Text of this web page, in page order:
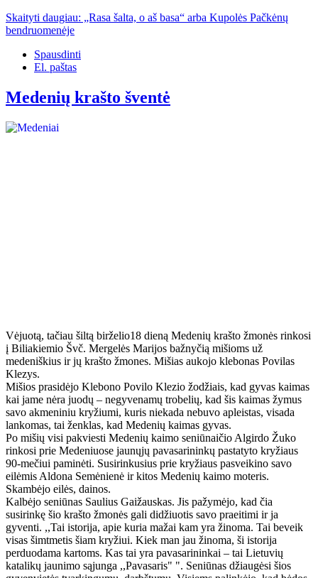
Skaityti daugiau: „Rasa šalta, o aš basa“ arba Kupolės Pačkėnų
bendruomenėje
Spausdinti
El. paštas
Medenių krašto šventė
Vėjuotą, tačiau šiltą birželio18 dieną Medenių krašto žmonės rinkosi
į Biliakiemio Švč. Mergelės Marijos bažnyčią mišioms už
medeniškius ir jų krašto žmones. Mišias aukojo klebonas Povilas
Klezys.
Mišios prasidėjo Klebono Povilo Klezio žodžiais, kad gyvas kaimas
kai jame nėra juodų – negyvenamų trobelių, kad šis kaimas žymus
savo akmeniniu kryžiumi, kuris niekada nebuvo apleistas, visada
lankomas, tai ženklas, kad Medenių kaimas gyvas.
Po mišių visi pakviesti Medenių kaimo seniūnaičio Algirdo Žuko
rinkosi prie Medeniuose jaunųjų pavasarininkų pastatyto kryžiaus
90-mečiui paminėti. Susirinkusius prie kryžiaus pasveikino savo
eilėmis Aldona Semėnienė ir kitos Medenių kaimo moteris.
Skambėjo eilės, dainos.
Kalbėjo seniūnas Saulius Gaižauskas. Jis pažymėjo, kad čia
susirinkę šio krašto žmonės gali didžiuotis savo praeitimi ir ja
gyventi. ,,Tai istorija, apie kuria mažai kam yra žinoma. Tai beveik
visas šimtmetis šiam kryžiui. Kiek man jau žinoma, ši istorija
perduodama kartoms. Kas tai yra pavasarininkai – tai Lietuvių
katalikų jaunimo sąjunga ,,Pavasaris" ". Seniūnas džiaugėsi šios